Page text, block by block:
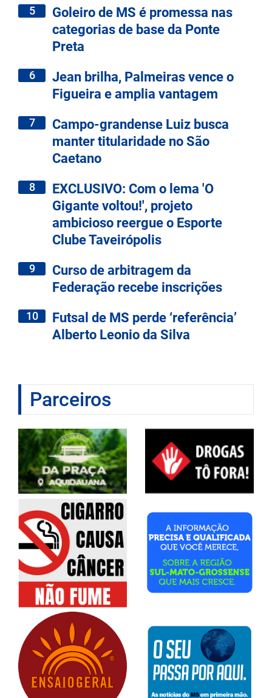
5
Goleiro de MS é promessa nas
categorias de base da Ponte
Preta
6
Jean brilha, Palmeiras vence o
Figueira e amplia vantagem
7
Campo-grandense Luiz busca
manter titularidade no São
Caetano
8
EXCLUSIVO: Com o lema 'O
Gigante voltou!', projeto
ambicioso reergue o Esporte
Clube Taveirópolis
9
Curso de arbitragem da
Federação recebe inscrições
10
Futsal de MS perde ‘referência’
Alberto Leonio da Silva
Parceiros